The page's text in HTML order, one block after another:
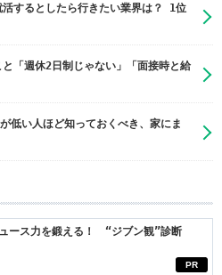
するとしたら行きたい業界は？ 1位
「週休2日制じゃない」「面接時と給
低い人ほど知っておくべき、家にま
PR
ュース力を鍛える！ “ジブン観”診断